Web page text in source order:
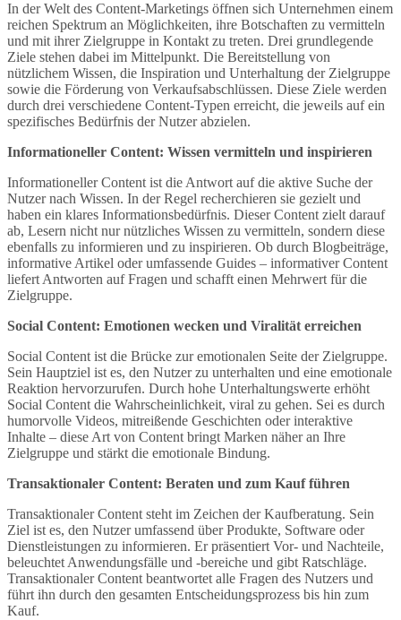
In der Welt des Content-Marketings öffnen sich Unternehmen einem
reichen Spektrum an Möglichkeiten, ihre Botschaften zu vermitteln
und mit ihrer Zielgruppe in Kontakt zu treten. Drei grundlegende
Ziele stehen dabei im Mittelpunkt. Die Bereitstellung von
nützlichem Wissen, die Inspiration und Unterhaltung der Zielgruppe
sowie die Förderung von Verkaufsabschlüssen. Diese Ziele werden
durch drei verschiedene Content-Typen erreicht, die jeweils auf ein
spezifisches Bedürfnis der Nutzer abzielen.
Informationeller Content: Wissen vermitteln und inspirieren
Informationeller Content ist die Antwort auf die aktive Suche der
Nutzer nach Wissen. In der Regel recherchieren sie gezielt und
haben ein klares Informationsbedürfnis. Dieser Content zielt darauf
ab, Lesern nicht nur nützliches Wissen zu vermitteln, sondern diese
ebenfalls zu informieren und zu inspirieren. Ob durch Blogbeiträge,
informative Artikel oder umfassende Guides – informativer Content
liefert Antworten auf Fragen und schafft einen Mehrwert für die
Zielgruppe.
Social Content: Emotionen wecken und Viralität erreichen
Social Content ist die Brücke zur emotionalen Seite der Zielgruppe.
Sein Hauptziel ist es, den Nutzer zu unterhalten und eine emotionale
Reaktion hervorzurufen. Durch hohe Unterhaltungswerte erhöht
Social Content die Wahrscheinlichkeit, viral zu gehen. Sei es durch
humorvolle Videos, mitreißende Geschichten oder interaktive
Inhalte – diese Art von Content bringt Marken näher an Ihre
Zielgruppe und stärkt die emotionale Bindung.
Transaktionaler Content: Beraten und zum Kauf führen
Transaktionaler Content steht im Zeichen der Kaufberatung. Sein
Ziel ist es, den Nutzer umfassend über Produkte, Software oder
Dienstleistungen zu informieren. Er präsentiert Vor- und Nachteile,
beleuchtet Anwendungsfälle und -bereiche und gibt Ratschläge.
Transaktionaler Content beantwortet alle Fragen des Nutzers und
führt ihn durch den gesamten Entscheidungsprozess bis hin zum
Kauf.